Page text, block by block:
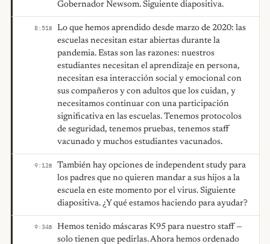
Gobernador Newsom. Siguiente diapositiva.
8:51B
Lo que hemos aprendido desde marzo de 2020: las
escuelas necesitan estar abiertas durante la
pandemia. Estas son las razones: nuestros
estudiantes necesitan el aprendizaje en persona,
necesitan esa interacción social y emocional con
sus compañeros y con adultos que los cuidan, y
necesitamos continuar con una participación
significativa en las escuelas. Tenemos protocolos
de seguridad, tenemos pruebas, tenemos staff
vacunado y muchos estudiantes vacunados.
9:12B
También hay opciones de independent study para
los padres que no quieren mandar a sus hijos a la
escuela en este momento por el virus. Siguiente
diapositiva. ¿Y qué estamos haciendo para ayudar?
9:34B
Hemos tenido máscaras K95 para nuestro staff —
solo tienen que pedirlas. Ahora hemos ordenado